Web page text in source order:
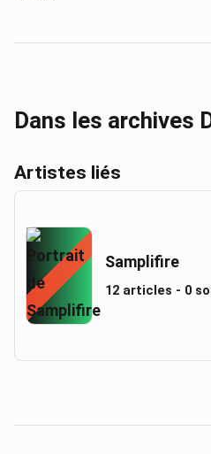
Dans les archives
Artistes liés
Samplifire
12 articles - 0